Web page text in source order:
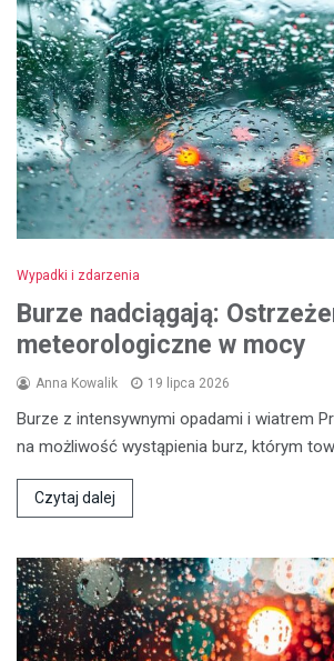
Wypadki i zdarzenia
Burze nadciągają:
meteorologiczne w mocy
Anna Kowalik 19 lipca 2026
Burze z intensywnymi opadami i wiatrem
na możliwość wystąpienia burz, którym
Czytaj dalej